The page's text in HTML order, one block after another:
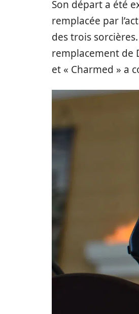
Son départ a été
remplacée par
des trois
remplacement de
et « Charmed » a